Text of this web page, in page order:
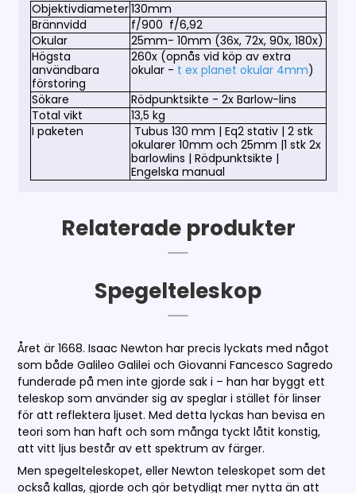
Objektivdiameter130mm
Brännvidd
f/900 f/6,92
Okular
25mm- 10mm (36x, 72x, 90x, 180x)
Högsta
användbara
förstoring
260x (opnås vid köp av extra
okular - t ex planet okular 4mm)
Sökare
Rödpunktsikte - 2x Barlow-lins
Total vikt
13,5 kg
I paketen
Tubus 130 mm | Eq2 stativ | 2 stk
okularer 10mm och 25mm |1 stk 2x
barlowlins | Rödpunktsikte |
Engelska manual
Relaterade produkter
Spegelteleskop
Året är 1668. Isaac Newton har precis lyckats med något
som både Galileo Galilei och Giovanni Fancesco Sagredo
funderade på men inte gjorde sak i – han har byggt ett
teleskop som använder sig av speglar i stället för linser
för att reflektera ljuset. Med detta lyckas han bevisa en
teori som han haft och som många tyckt låtit konstig,
att vitt ljus består av ett spektrum av färger.
Men spegelteleskopet, eller Newton teleskopet som det
också kallas, gjorde och gör betydligt mer nytta än att